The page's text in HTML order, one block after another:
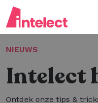
NIEUWS
Intelect
Ontdek onze tips &